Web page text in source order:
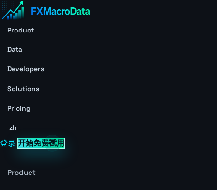
Product
Data
Developers
Solutions
Pricing
zh
登录 开始免费试用
Product